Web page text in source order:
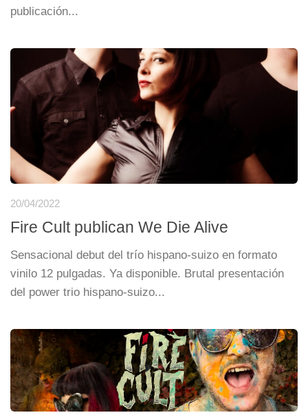
publicación...
20/04/2022
Fire Cult publican We Die Alive
Sensacional debut del trío hispano-suizo en formato
vinilo 12 pulgadas. Ya disponible. Brutal presentación
del power trio hispano-suizo...